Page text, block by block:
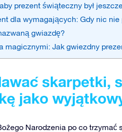
prezent świąteczny był
dla wymagających: Gdy nic
gwiazdę?
magicznymi: Jak gwiezdny
skarpetki,
jako
Narodzenia po co trzymać